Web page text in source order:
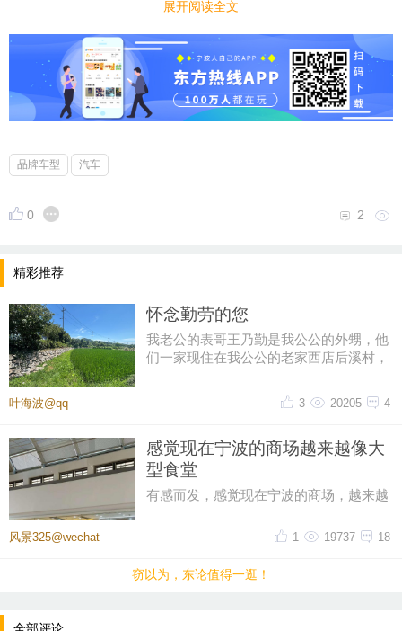
届展会必将不负期待，引爆年终车市热浪。
车企品牌汇聚
一站式购车正当时
本届车博会将为参展品牌打造高品质的展览体验平
台，为参展观众提供一站式购车体验。展会汇集了豪
华高端、主流畅销、新能源等近千款热门车型，数十
油、混动和纯电品牌。百万豪车、经济实惠代步车，S
展开阅读全文
品牌车型 汽车
0 2
精彩推荐
怀念勤劳的您
我老公的表哥王乃勤是我公公的外甥，他
们一家现住在我公公的老家西店后溪村，
叶海波@qq 4
20205
3
感觉现在宁波的商场越来越像大
型食堂
有感而发，感觉现在宁波的商场，越来越
像全国的商场都是这样，现在逛
风景325@wechat 18
19737
1
窃以为，东论值得一逛！
全部评论